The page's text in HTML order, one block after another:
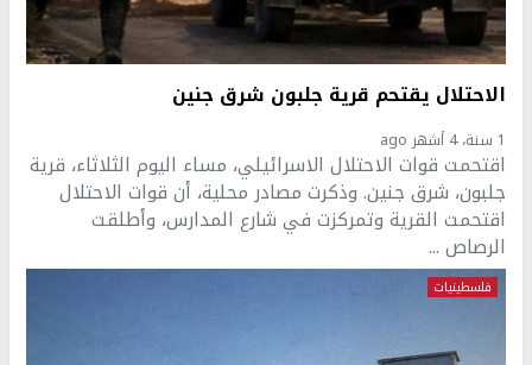
الاحتلال يقتحم قرية جلبون شرق جنين
1 سنة، 4 أشهر ago
اقتحمت قوات الاحتلال الاسرائيلي، مساء اليوم الثلاثاء، قرية
جلبون، شرق جنين. وذكرت مصادر محلية، أن قوات الاحتلال
اقتحمت القرية وتمركزت في شارع المدارس، وأطلقت
الرصاص ...
فلسطينيات